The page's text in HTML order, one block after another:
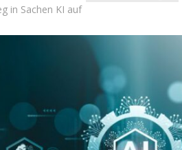
in Sachen KI auf